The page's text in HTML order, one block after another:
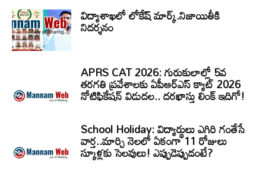
విద్యాశాఖలో లోకేష్ మార్క్.నిజాయితీకి
నిదర్శనం
APRS CAT 2026: గురుకులాల్లో 5వ
తరగతి ప్రవేశాలకు ఏపీఆర్‌ఎస్‌ క్యాట్‌ 2026
నోటిఫికేషన్‌ విడుదల.. దరఖాస్తు లింక్‌ ఇదిగో!
School Holiday: విద్యార్థులు ఎగిరి గంతేసే
వార్త..మార్చి నెలలో ఏకంగా 11 రోజులు
స్కూళ్లకు సెలవులు! ఎప్పుడెప్పుడంటే?